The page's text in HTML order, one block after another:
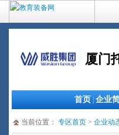
厦门
首页 企业
当前位置： 专区首页 > 企业动